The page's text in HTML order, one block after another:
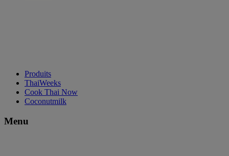
Produits
ThaiWeeks
Cook Thai Now
Coconutmilk
Menu